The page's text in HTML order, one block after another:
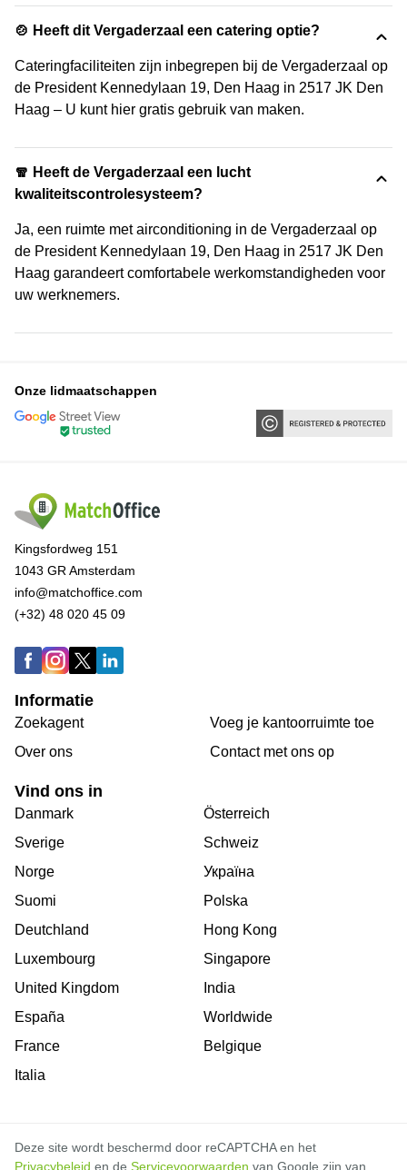
🍲 Heeft dit Vergaderzaal een catering optie?
Cateringfaciliteiten zijn inbegrepen bij de Vergaderzaal op
de President Kennedylaan 19, Den Haag in 2517 JK Den
Haag – U kunt hier gratis gebruik van maken.
🧣 Heeft de Vergaderzaal een lucht
kwaliteitscontrolesysteem?
Ja, een ruimte met airconditioning in de Vergaderzaal op
de President Kennedylaan 19, Den Haag in 2517 JK Den
Haag garandeert comfortabele werkomstandigheden voor
uw werknemers.
Onze lidmaatschappen
Kingsfordweg 151
1043 GR Amsterdam
info@matchoffice.com
(+32) 48 020 45 09
Informatie
Zoekagent
Over ons
Voeg je kantoorruimte toe
Сontact met ons op
Vind ons in
Danmark
Sverige
Norge
Suomi
Deutchland
Luxembourg
United Kingdom
España
France
Italia
Österreich
Schweiz
Україна
Polska
Hong Kong
Singapore
India
Worldwide
Belgique
Deze site wordt beschermd door reCAPTCHA en het
Privacybeleid en de Servicevoorwaarden van Google zijn van